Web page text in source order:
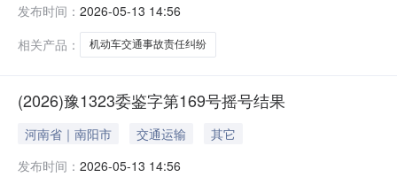
发布时间： 2026-05-13 14:56
相关产品：
机动车交通事故责任纠纷
(2026)豫1323委鉴字第169号摇号结果
河南省｜南阳市 交通运输
其它
发布时间： 2026-05-13 14:56